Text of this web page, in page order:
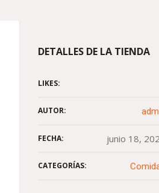
DETALLES DE LA TIENDA
LIKES:
AUTOR:
FECHA: junio 18,
CATEGORÍAS: